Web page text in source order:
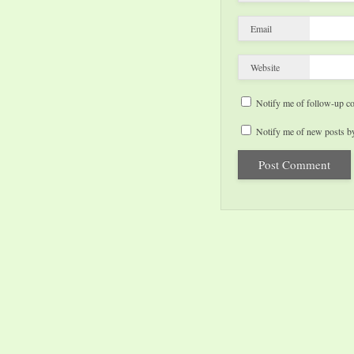
Email
Website
Notify me of follow-up
Notify me of new posts